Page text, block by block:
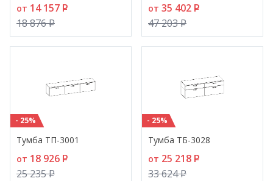
от 14 157 P
18 876P
от 35 402 P
47 203P
- 25%
Тумба ТП-3001
от 18 926 P
25 235P
- 25%
Тумба ТБ-3028
от 25 218 P
33 624P